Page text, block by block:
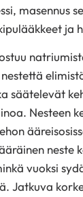
masennus
ja
säätelevät
Nesteen
neste
vuoksi
Jatkuva